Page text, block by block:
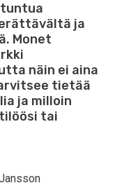
tuntua
ja
Monet
näin ei aina
tietää
ja milloin
tai